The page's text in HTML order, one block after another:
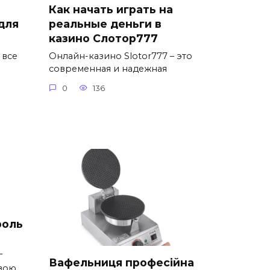
Как начать играть на
реальные деньги в
казино Слотор777
Онлайн-казино Slotor777 – это
современная и надежная
0 136
Вафельниця професійна